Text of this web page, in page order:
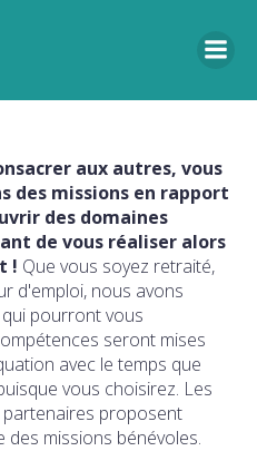
aux autres, vous
des missions en rapport
des domaines
de vous réaliser alors
! Que vous soyez retraité,
d'emploi, nous avons
pourront vous
seront mises
avec le temps que
vous choisirez. Les
proposent
missions bénévoles.